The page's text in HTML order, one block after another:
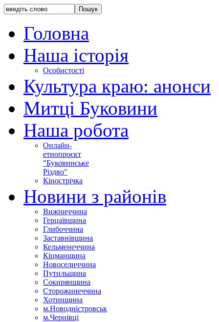
Головна
Наша історія
Особистості
Культура краю: анонси
Митці Буковини
Наша робота
Онлайн-
етнопроєкт
"Буковинське
Різдво"
Кінострічка
Новини з районів
Вижниччина
Герцаївщина
Глибоччина
Заставнівщина
Кельменеччина
Кіцманщина
Новоселиччина
Путильщина
Сокирянщина
Сторожинеччина
Хотинщина
м.Новодністровськ
м.Чернівці